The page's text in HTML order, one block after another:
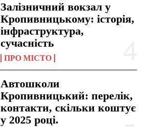
Залізничний вокзал у
Кропивницькому: історія,
інфраструктура,
сучасність
ПРО МІСТО
Автошколи
Кропивницький: перелік,
контакти, скільки коштує
у 2025 році.